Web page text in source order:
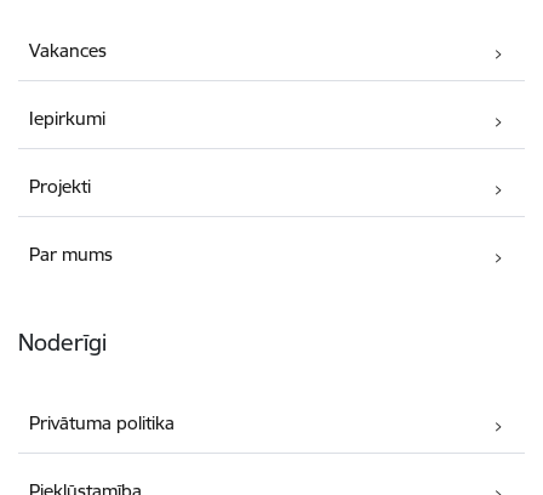
Vakances
Iepirkumi
Projekti
Par mums
Noderīgi
Privātuma politika